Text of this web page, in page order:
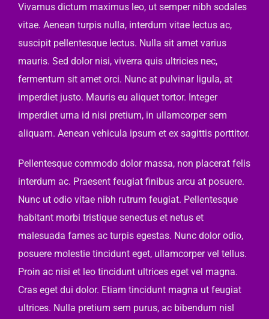
Vivamus dictum maximus leo, ut semper nibh sodales
vitae. Aenean turpis nulla, interdum vitae lectus ac,
suscipit pellentesque lectus. Nulla sit amet varius
mauris. Sed dolor nisi, viverra quis ultricies nec,
fermentum sit amet orci. Nunc at pulvinar ligula, at
imperdiet justo. Mauris eu aliquet tortor. Integer
imperdiet urna id nisi pretium, in ullamcorper sem
aliquam. Aenean vehicula ipsum et ex sagittis porttitor.
Pellentesque commodo dolor massa, non placerat felis
interdum ac. Praesent feugiat finibus arcu at posuere.
Nunc ut odio vitae nibh rutrum feugiat. Pellentesque
habitant morbi tristique senectus et netus et
malesuada fames ac turpis egestas. Nunc dolor odio,
posuere molestie tincidunt eget, ullamcorper vel tellus.
Proin ac nisi et leo tincidunt ultrices eget vel magna.
Cras eget dui dolor. Etiam tincidunt magna ut feugiat
ultrices. Nulla pretium sem purus, ac bibendum nisl